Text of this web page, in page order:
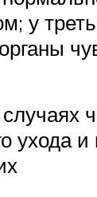
у
ухода